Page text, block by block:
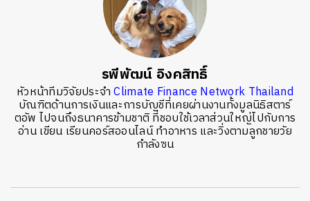
รพีพัฒน์ อิงคสิทธิ์
หัวหน้าทีมวิจัยประจำClimate Finance Network Thailand
บัณฑิตด้านการเงินและการบัญชีที่เคยผ่านงานทั้งมูลนิธิสตาร์
ตอัพ ไปจนถึงธนาคารข้ามชาติ ที่ชอบใช้เวลาส่วนใหญ่ไปกับการ
อ่าน เขียน เรียนคอร์สออนไลน์ ทำอาหาร และวิ่งตามลูกชายวัย
กำลังซน